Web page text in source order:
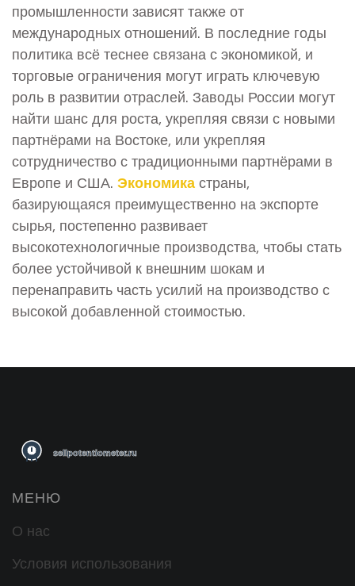
промышленности зависят также от
международных отношений. В последние годы
политика всё теснее связана с экономикой, и
торговые ограничения могут играть ключевую
роль в развитии отраслей. Заводы России могут
найти шанс для роста, укрепляя связи с новыми
партнёрами на Востоке, или укрепляя
сотрудничество с традиционными партнёрами в
Европе и США. Экономика страны,
базирующаяся преимущественно на экспорте
сырья, постепенно развивает
высокотехнологичные производства, чтобы стать
более устойчивой к внешним шокам и
перенаправить часть усилий на производство с
высокой добавленной стоимостью.
МЕНЮ
О нас
Условия использования